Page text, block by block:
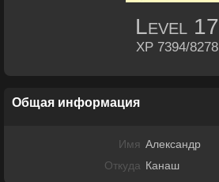
Level 17
XP 7394/8278
Общая информация
Имя Александр
Откуда Канаш